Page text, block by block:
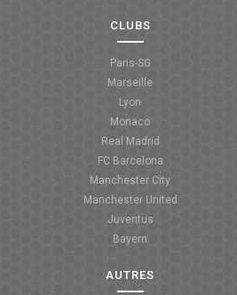
CLUBS
Paris-SG
Marseille
Lyon
Monaco
Real Madrid
FC Barcelona
Manchester City
Manchester United
Juventus
Bayern
AUTRES